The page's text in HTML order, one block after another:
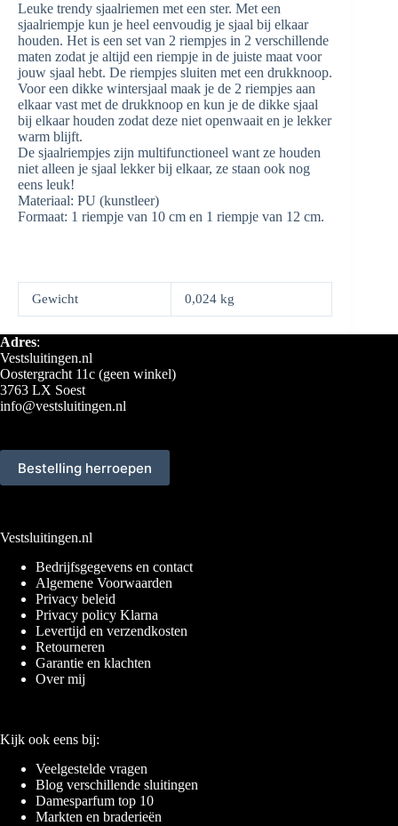
Leuke trendy sjaalriemen met een ster. Met een
sjaalriempje kun je heel eenvoudig je sjaal bij elkaar
houden. Het is een set van 2 riempjes in 2 verschillende
maten zodat je altijd een riempje in de juiste maat voor
jouw sjaal hebt. De riempjes sluiten met een drukknoop.
Voor een dikke wintersjaal maak je de 2 riempjes aan
elkaar vast met de drukknoop en kun je de dikke sjaal
bij elkaar houden zodat deze niet openwaait en je lekker
warm blijft.
De sjaalriempjes zijn multifunctioneel want ze houden
niet alleen je sjaal lekker bij elkaar, ze staan ook nog
eens leuk!
Materiaal: PU (kunstleer)
Formaat: 1 riempje van 10 cm en 1 riempje van 12 cm.
Gewicht 0,024 kg
Adres:
Vestsluitingen.nl
Oostergracht 11c (geen winkel)
3763 LX Soest
info@vestsluitingen.nl
Bestelling herroepen
Vestsluitingen.nl
Bedrijfsgegevens en contact
Algemene Voorwaarden
Privacy beleid
Privacy policy Klarna
Levertijd en verzendkosten
Retourneren
Garantie en klachten
Over mij
Kijk ook eens bij:
Veelgestelde vragen
Blog verschillende sluitingen
Damesparfum top 10
Markten en braderieën